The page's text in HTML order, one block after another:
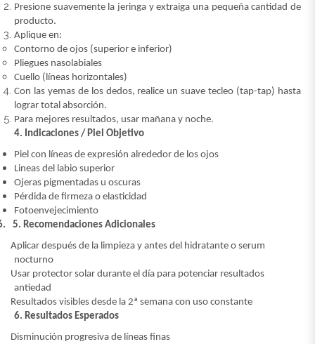
Presione suavemente la jeringa y extraiga una pequeña cantidad de
producto.
Aplique en:
Contorno de ojos (superior e inferior)
Pliegues nasolabiales
Cuello (líneas horizontales)
Con las yemas de los dedos, realice un suave tecleo (tap-tap) hasta
lograr total absorción.
Para mejores resultados, usar mañana y noche.
4. Indicaciones / Piel Objetivo
Piel con líneas de expresión alrededor de los ojos
Lineas del labio superior
Ojeras pigmentadas u oscuras
Pérdida de firmeza o elasticidad
Fotoenvejecimiento
5. Recomendaciones Adicionales
Aplicar después de la limpieza y antes del hidratante o serum
nocturno
Usar protector solar durante el día para potenciar resultados
antiedad
Resultados visibles desde la 2ª semana con uso constante
6. Resultados Esperados
Disminución progresiva de líneas finas